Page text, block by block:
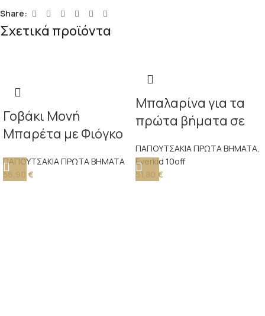
Share:
Σχετικά προϊόντα
Γοβάκι Μονή
Μπαρέτα με Φιόγκο
ΠΑΠΟΥΤΣΑΚΙΑ ΠΡΩΤΑ ΒΗΜΑΤΑ
56,90 €
Μπαλαρίνα για τα
πρώτα βήματα σε
διακοσμημένη με
πουα σομόν τούλι,
ΠΑΠΟΥΤΣΑΚΙΑ ΠΡΩΤΑ ΒΗΜΑΤΑ,
Everkid 10off
51,80 €